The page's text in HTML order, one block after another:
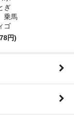
ぎ
乗馬
ゴ
円)